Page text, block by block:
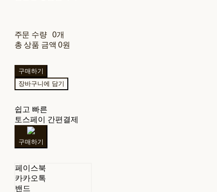
주문 수량
0개
총 상품 금액 0원
구매하기
장바구니에 담기
쉽고 빠른
토스페이 간편결제
구매하기
페이스북
카카오톡
밴드